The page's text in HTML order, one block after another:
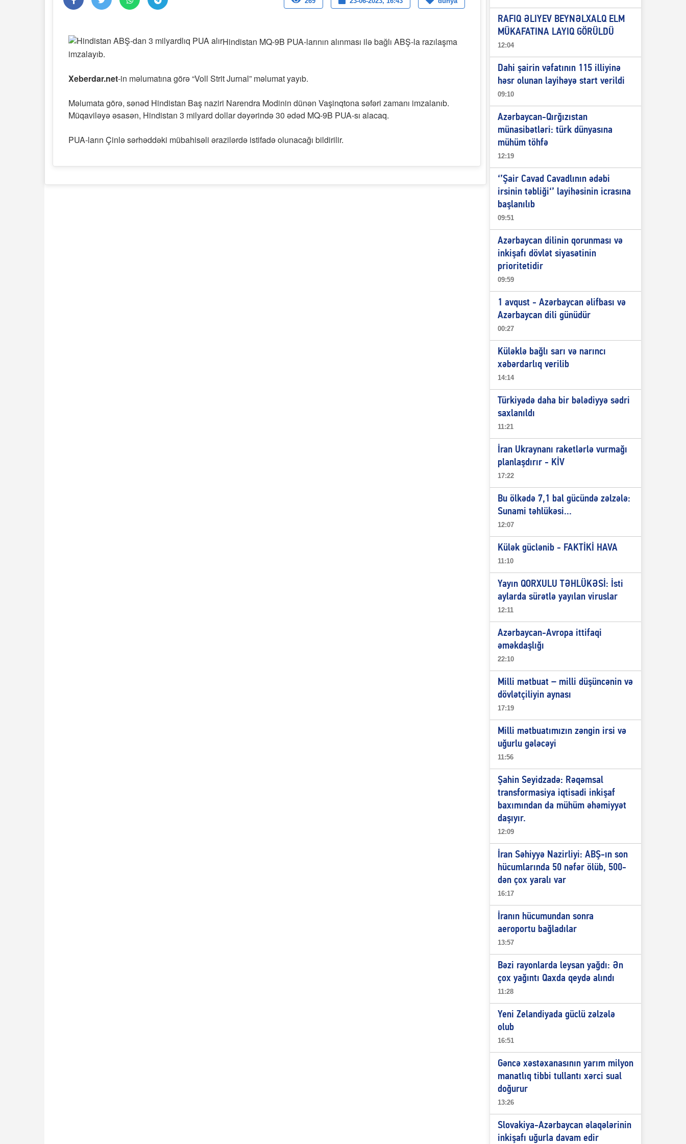
Hindistan MQ-9B PUA-larının alınması ilə bağlı ABŞ-la razılaşma
imzalayıb.
Xeberdar.net-in məlumatına görə “Voll Strit Jurnal” məlumat yayıb.
Məlumata görə, sənəd Hindistan Baş naziri Narendra Modinin dünən Vaşinqtona səfəri zamanı imzalanıb.
Müqaviləyə əsasən, Hindistan 3 milyard dollar dəyərində 30 ədəd MQ-9B PUA-sı alacaq.
PUA-ların Çinlə sərhəddəki mübahisəli ərazilərdə istifadə olunacağı bildirilir.
RAFIQ ƏLIYEV BEYNƏLXALQ ELM
MÜKAFATINA LAYIQ GÖRÜLDÜ
12:04
Dahi şairin vəfatının 115 illiyinə
həsr olunan layihəyə start verildi
09:10
Azərbaycan-Qırğızıstan
münasibətləri: türk dünyasına
mühüm töhfə
12:19
‘’Şair Cavad Cavadlının ədəbi
irsinin təbliği‘’ layihəsinin icrasına
başlanılıb
09:51
Azərbaycan dilinin qorunması və
inkişafı dövlət siyasətinin
prioritetidir
09:59
1 avqust - Azərbaycan əlifbası və
Azərbaycan dili günüdür
00:27
Küləklə bağlı sarı və narıncı
xəbərdarlıq verilib
14:14
Türkiyədə daha bir bələdiyyə sədri
saxlanıldı
11:21
İran Ukraynanı raketlərlə vurmağı
planlaşdırır - KİV
17:22
Bu ölkədə 7,1 bal gücündə zəlzələ:
Sunami təhlükəsi...
12:07
Külək güclənib - FAKTİKİ HAVA
11:10
Yayın QORXULU TƏHLÜKƏSİ: İsti
aylarda sürətlə yayılan viruslar
12:11
Azərbaycan-Avropa ittifaqi
əməkdaşlığı
22:10
Milli mətbuat – milli düşüncənin və
dövlətçiliyin aynası
17:19
Milli mətbuatımızın zəngin irsi və
uğurlu gələcəyi
11:56
Şahin Seyidzadə: Rəqəmsal
transformasiya iqtisadi inkişaf
baxımından da mühüm əhəmiyyət
daşıyır.
12:09
İran Səhiyyə Nazirliyi: ABŞ-ın son
hücumlarında 50 nəfər ölüb, 500-
dən çox yaralı var
16:17
İranın hücumundan sonra
aeroportu bağladılar
13:57
Bəzi rayonlarda leysan yağdı: Ən
çox yağıntı Qaxda qeydə alındı
11:28
Yeni Zelandiyada güclü zəlzələ
olub
16:51
Gəncə xəstəxanasının yarım milyon
manatlıq tibbi tullantı xərci sual
doğurur
13:26
Slovakiya-Azərbaycan əlaqələrinin
inkişafı uğurla davam edir